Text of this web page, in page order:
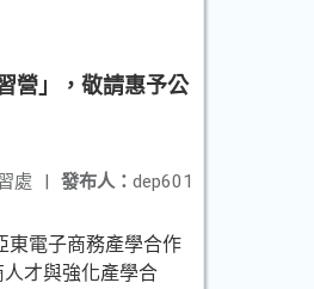
營」，敬請惠予公
發布人： dep601
處 |
東電子商務產學合作
才與強化產學合